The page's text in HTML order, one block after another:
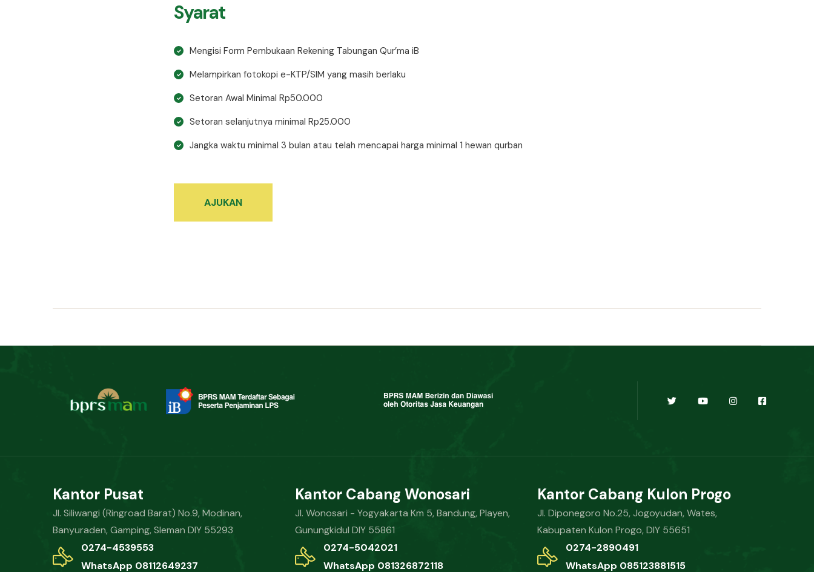
Syarat
Mengisi Form Pembukaan Rekening Tabungan Qur’ma iB
Melampirkan fotokopi e-KTP/SIM yang masih berlaku
Setoran Awal Minimal Rp50.000
Setoran selanjutnya minimal Rp25.000
Jangka waktu minimal 3 bulan atau telah mencapai harga minimal 1 hewan qurban
AJUKAN
Kantor Pusat
Jl. Siliwangi (Ringroad Barat) No.9, Modinan,
Banyuraden, Gamping, Sleman DIY 55293
0274-4539553
WhatsApp 08112649237
Kantor Cabang Wonosari
Jl. Wonosari - Yogyakarta Km 5, Bandung, Playen,
Gunungkidul DIY 55861
0274-5042021
WhatsApp 081326872118
Kantor Cabang Kulon Progo
Jl. Diponegoro No.25, Jogoyudan, Wates,
Kabupaten Kulon Progo, DIY 55651
0274-2890491
WhatsApp 085123881515